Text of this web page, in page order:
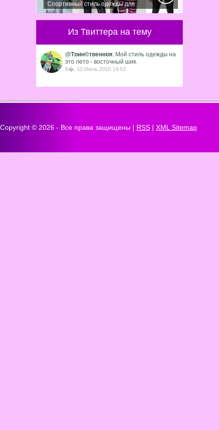
Спортивный стиль одежды для
девушек 2016 — одно из самых
модных направлений...
Из Твиттера на тему
@Тɒин©твеннɒя: Мой стиль одежды на
это лето - восточный шик.
В�, 10 Июль 2016 14:53
Copyright © 2026 - Все права защищены | RSS | XML Sitemap